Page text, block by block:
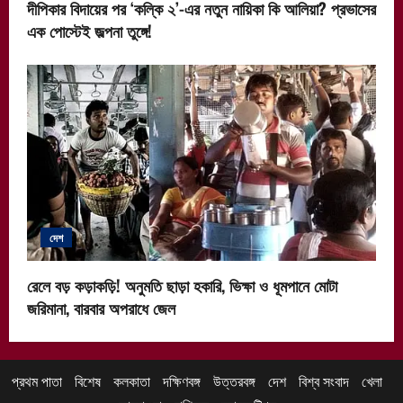
দীপিকার বিদায়ের পর ‘কল্কি ২’-এর নতুন নায়িকা কি আলিয়া? প্রভাসের
এক পোস্টেই জল্পনা তুঙ্গে!
দেশ
রেলে বড় কড়াকড়ি! অনুমতি ছাড়া হকারি, ভিক্ষা ও ধূমপানে মোটা
জরিমানা, বারবার অপরাধে জেল
প্রথম পাতা বিশেষ কলকাতা দক্ষিণবঙ্গ উত্তরবঙ্গ দেশ বিশ্ব সংবাদ খেলা